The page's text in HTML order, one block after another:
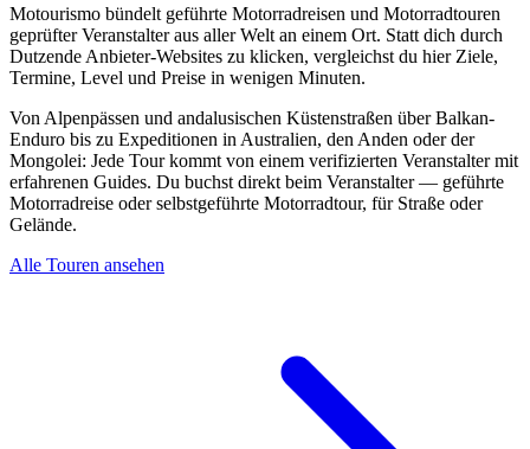
Motourismo bündelt geführte Motorradreisen und Motorradtouren
geprüfter Veranstalter aus aller Welt an einem Ort. Statt dich durch
Dutzende Anbieter-Websites zu klicken, vergleichst du hier Ziele,
Termine, Level und Preise in wenigen Minuten.
Von Alpenpässen und andalusischen Küstenstraßen über Balkan-
Enduro bis zu Expeditionen in Australien, den Anden oder der
Mongolei: Jede Tour kommt von einem verifizierten Veranstalter mit
erfahrenen Guides. Du buchst direkt beim Veranstalter — geführte
Motorradreise oder selbstgeführte Motorradtour, für Straße oder
Gelände.
Alle Touren ansehen